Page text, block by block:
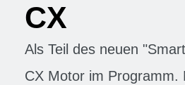
CX
Als Teil des neuen
CX Motor im Programm.